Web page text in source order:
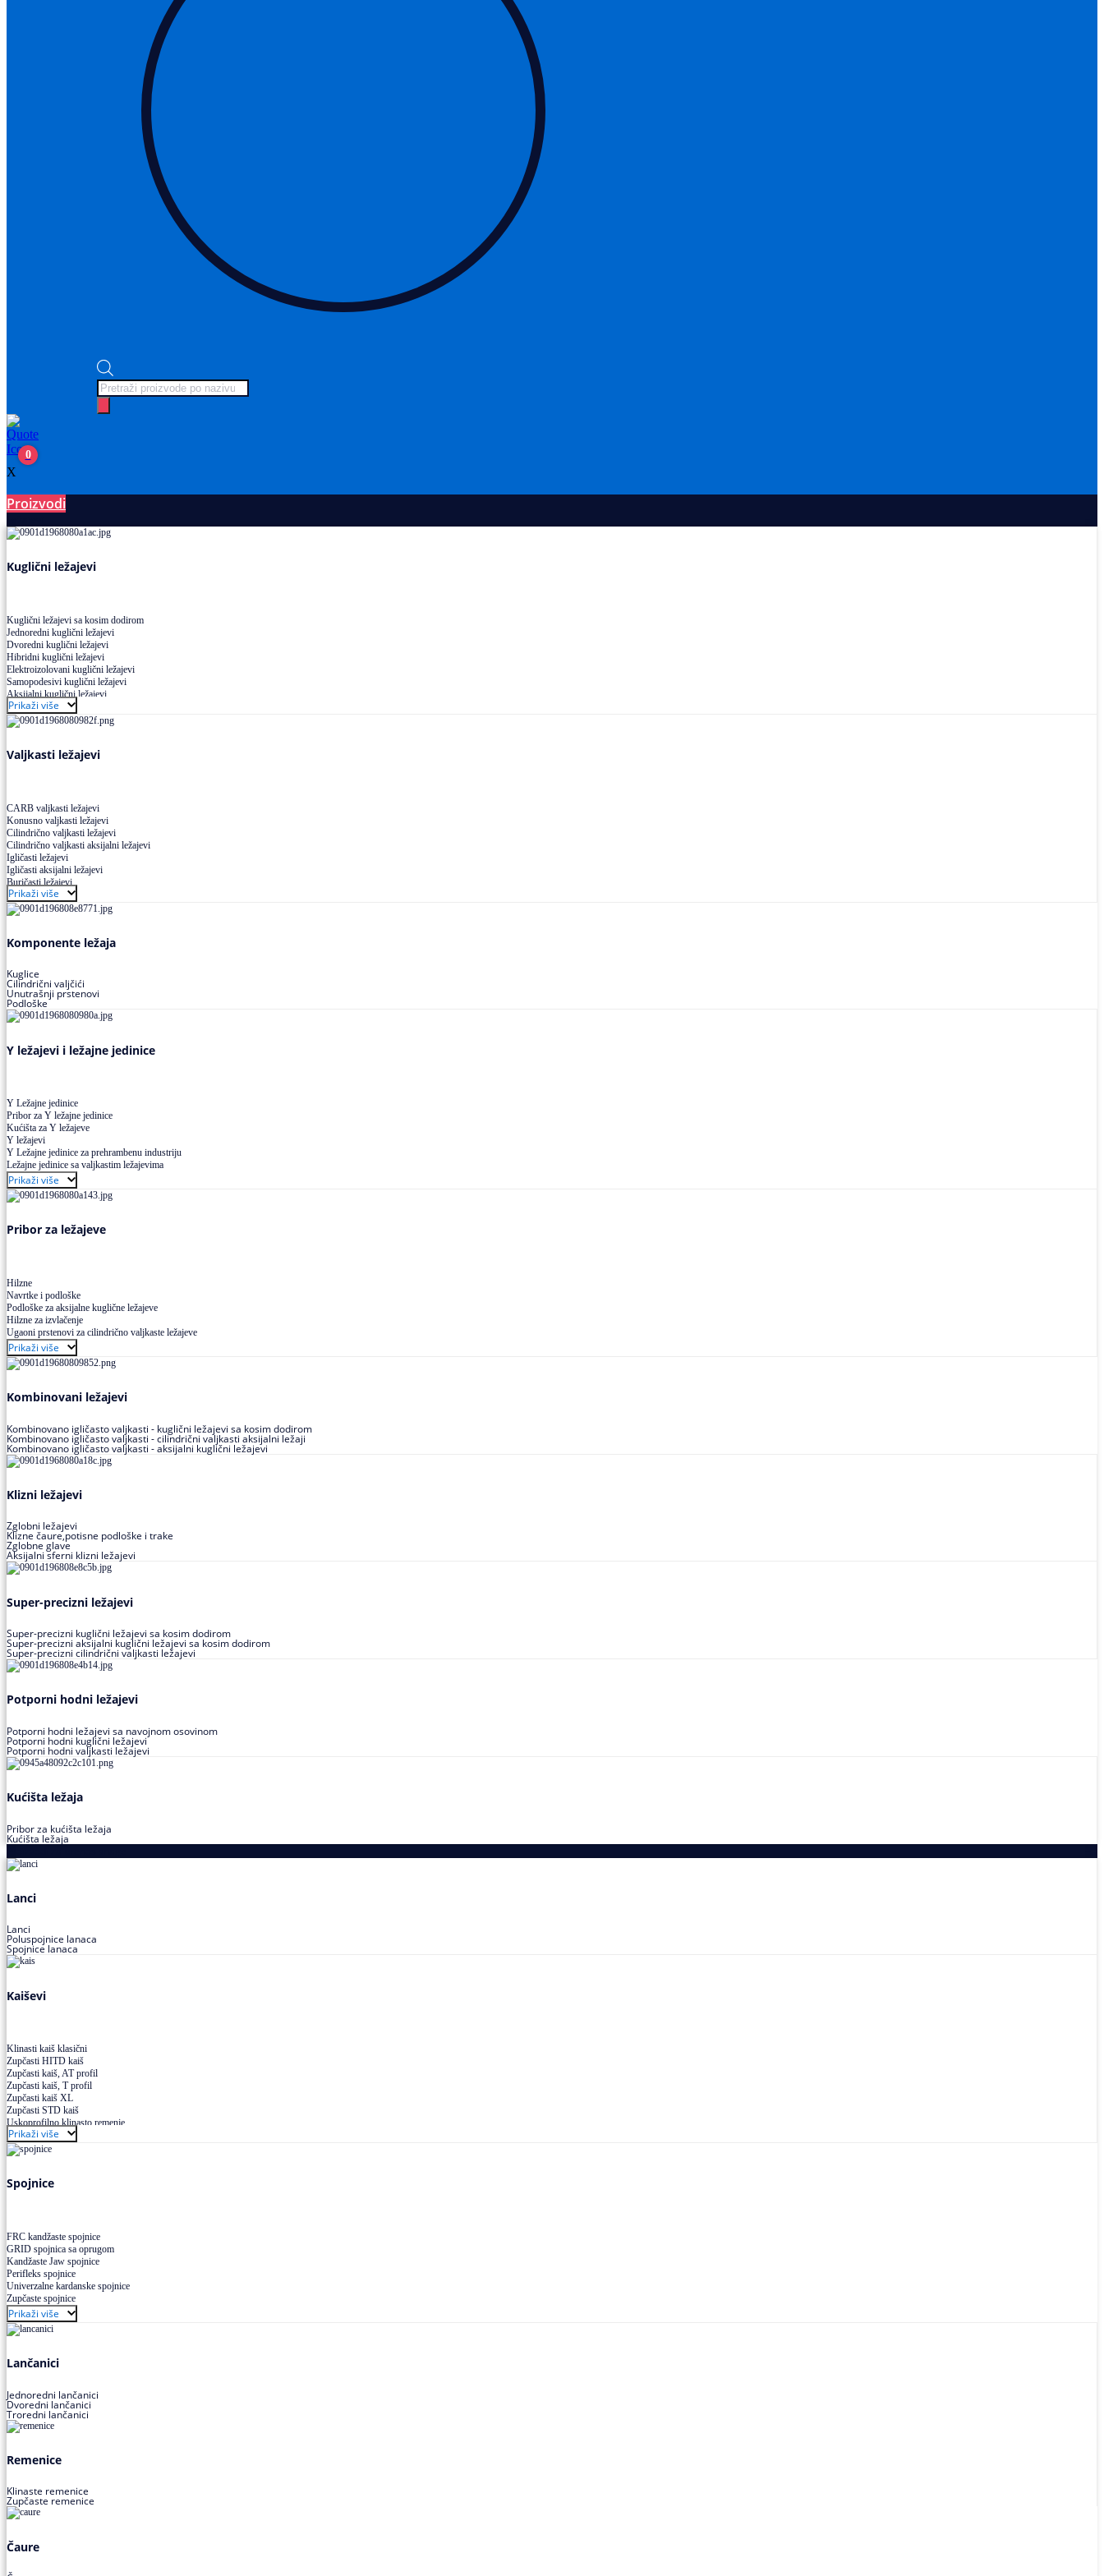
Products
search
0
X
Proizvodi
Kuglični ležajevi
Kuglični ležajevi sa kosim dodirom
Jednoredni kuglični ležajevi
Dvoredni kuglični ležajevi
Hibridni kuglični ležajevi
Elektroizolovani kuglični ležajevi
Samopodesivi kuglični ležajevi
Aksijalni kuglični ležajevi
Kuglični ležajevi od nerđajućeg čelika
Prikaži više
Valjkasti ležajevi
CARB valjkasti ležajevi
Konusno valjkasti ležajevi
Cilindrično valjkasti ležajevi
Cilindrično valjkasti aksijalni ležajevi
Igličasti ležajevi
Igličasti aksijalni ležajevi
Buričasti ležajevi
Buričasti zaptiveni ležajevi
Buričasti aksijalni ležajevi
Prikaži više
Komponente ležaja
Kuglice
Cilindrični valjčići
Unutrašnji prstenovi
Podloške
Y ležajevi i ležajne jedinice
Y Ležajne jedinice
Pribor za Y ležajne jedinice
Kućišta za Y ležajeve
Y ležajevi
Y Ležajne jedinice za prehrambenu industriju
Ležajne jedinice sa valjkastim ležajevima
Prikaži više
Pribor za ležajeve
Hilzne
Navrtke i podloške
Podloške za aksijalne kuglične ležajeve
Hilzne za izvlačenje
Ugaoni prstenovi za cilindrično valjkaste ležajeve
Prikaži više
Kombinovani ležajevi
Kombinovano igličasto valjkasti - kuglični ležajevi sa kosim dodirom
Kombinovano igličasto valjkasti - cilindrični valjkasti aksijalni ležaji
Kombinovano igličasto valjkasti - aksijalni kuglični ležajevi
Klizni ležajevi
Zglobni ležajevi
Klizne čaure,potisne podloške i trake
Zglobne glave
Aksijalni sferni klizni ležajevi
Super-precizni ležajevi
Super-precizni kuglični ležajevi sa kosim dodirom
Super-precizni aksijalni kuglični ležajevi sa kosim dodirom
Super-precizni cilindrični valjkasti ležajevi
Potporni hodni ležajevi
Potporni hodni ležajevi sa navojnom osovinom
Potporni hodni kuglični ležajevi
Potporni hodni valjkasti ležajevi
Kućišta ležaja
Pribor za kućišta ležaja
Kućišta ležaja
Lanci
Lanci
Poluspojnice lanaca
Spojnice lanaca
Kaiševi
Klinasti kaiš klasični
Zupčasti HITD kaiš
Zupčasti kaiš, AT profil
Zupčasti kaiš, T profil
Zupčasti kaiš XL
Zupčasti STD kaiš
Uskoprofilno klinasto remenje
Uskoprofilno klinasto remenje spojeno
Uskoprofilno klinasto remenje XP extra power
Višekanalno remenje PJ,PK
Prikaži više
Spojnice
FRC kandžaste spojnice
GRID spojnica sa oprugom
Kandžaste Jaw spojnice
Perifleks spojnice
Univerzalne kardanske spojnice
Zupčaste spojnice
Prikaži više
Lančanici
Jednoredni lančanici
Dvoredni lančanici
Troredni lančanici
Remenice
Klinaste remenice
Zupčaste remenice
Čaure